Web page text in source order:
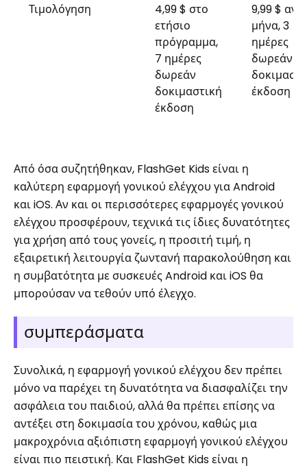
Τιμολόγηση
4,99 $ στο
ετήσιο
πρόγραμμα,
7 ημέρες
δωρεάν
δοκιμαστική
έκδοση
9,99 $ ανά
μήνα, 3
ημέρες
δωρεάν
έκδοση
Από όσα συζητήθηκαν, FlashGet Kids είναι η
καλύτερη εφαρμογή γονικού ελέγχου για Android
και iOS. Αν και οι περισσότερες εφαρμογές γονικού
ελέγχου προσφέρουν, τεχνικά τις ίδιες δυνατότητες
για χρήση από τους γονείς, η προσιτή τιμή, η
εξαιρετική λειτουργία ζωντανή παρακολούθηση και
η συμβατότητα με συσκευές Android και iOS θα
μπορούσαν να τεθούν υπό έλεγχο.
συμπεράσματα
Συνολικά, η εφαρμογή γονικού ελέγχου δεν πρέπει
μόνο να παρέχει τη δυνατότητα να διασφαλίζει την
ασφάλεια του παιδιού, αλλά θα πρέπει επίσης να
αντέξει στη δοκιμασία του χρόνου, καθώς μια
μακροχρόνια αξιόπιστη εφαρμογή γονικού ελέγχου
είναι πιο πειστική. Και FlashGet Kids είναι η